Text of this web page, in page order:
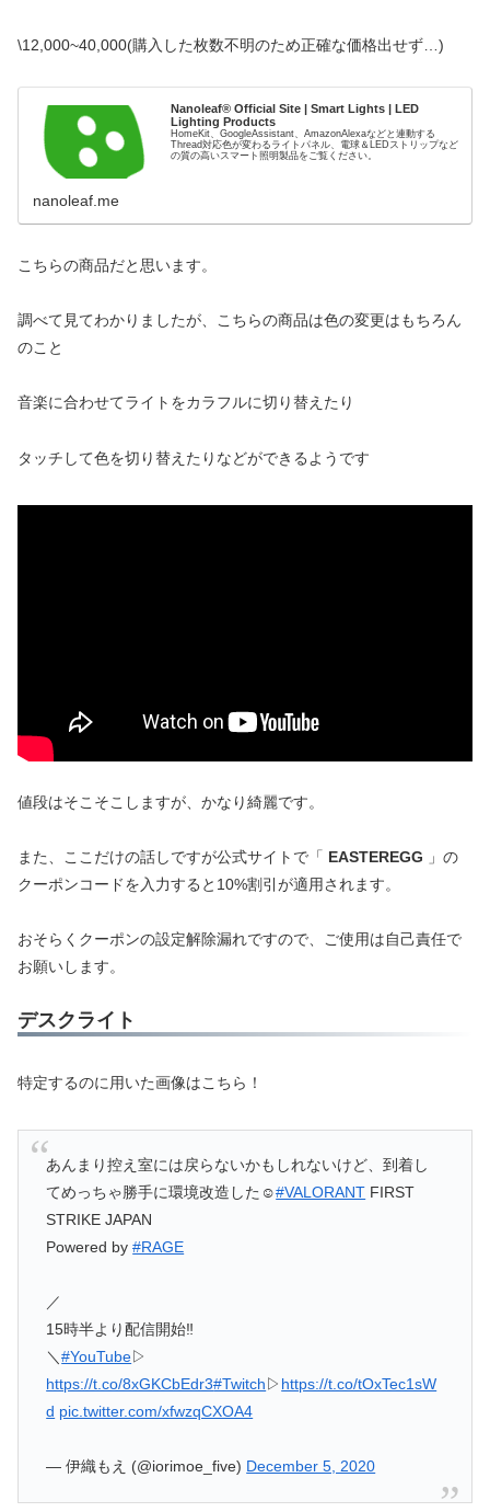
\12,000~40,000(購入した枚数不明のため正確な価格出せず…)
Nanoleaf® Official Site | Smart Lights | LED
Lighting Products
HomeKit、GoogleAssistant、AmazonAlexaなどと連動する
Thread対応色が変わるライトパネル、電球＆LEDストリップなど
の質の高いスマート照明製品をご覧ください。
nanoleaf.me
こちらの商品だと思います。
調べて見てわかりましたが、こちらの商品は色の変更はもちろん
のこと
音楽に合わせてライトをカラフルに切り替えたり
タッチして色を切り替えたりなどができるようです
値段はそこそこしますが、かなり綺麗です。
また、ここだけの話しですが公式サイトで「 EASTEREGG 」の
クーポンコードを入力すると10%割引が適用されます。
おそらくクーポンの設定解除漏れですので、ご使用は自己責任で
お願いします。
デスクライト
特定するのに用いた画像はこちら！
あんまり控え室には戻らないかもしれないけど、到着し
てめっちゃ勝手に環境改造した☺️#VALORANT FIRST
STRIKE JAPAN
Powered by#RAGE
／
15時半より配信開始‼️
＼#YouTube▷
https://t.co/8xGKCbEdr3#Twitch▷ https://t.co/tOxTec1sW
d pic.twitter.com/xfwzqCXOA4
— 伊織もえ (@iorimoe_five) December 5, 2020